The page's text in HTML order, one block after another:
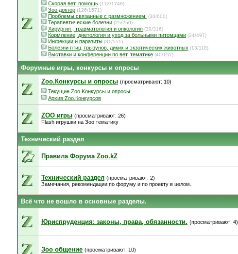
Скорая вет. помощь (172/1748)
Зоо доктор (126/1571)
Проблемы связанные с размножением. (30/600)
Терапевтические болезни (25/250)
Хирургия , травматология и онкология (30/316)
Кормление, диетология и уход за больными питомцами (34/497)
Инфекции и паразиты (31/551)
Болезни птиц, грызунов, диких и экзотических животных (13/118)
Выставки и конференции по вет. тематике (40/157)
Форумные игры, конкурсы и опросы
Zoo.Конкурсы и опросы (просматривают: 10)
Текущие Zoo.Kонкурсы и опросы
Архив Zoo.Конкурсов
ZOO игры (просматривают: 26)
Flash игрушки на Зоо тематику
Технический раздел
Правила Форума Zoo.kZ
Технический раздел (просматривают: 2)
Замечания, рекомендации по форуму и по проекту в целом.
Всё что не вошло в основные разделы.
Юриспруденция: законы, права, обязанности. (просматривают: 4)
Зоо общение (просматривают: 10)